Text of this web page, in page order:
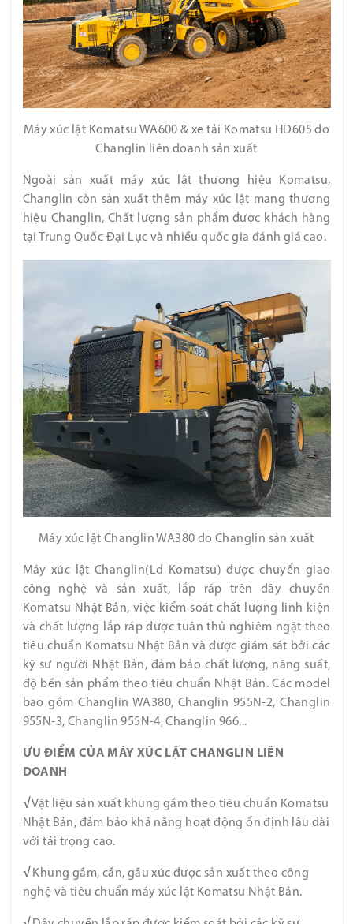
Máy xúc lật Komatsu WA600 & xe tải Komatsu HD605 do
Changlin liên doanh sản xuất
Ngoài sản xuất máy xúc lật thương hiệu Komatsu,
Changlin còn sản xuất thêm máy xúc lật mang thương
hiệu Changlin, Chất lượng sản phẩm được khách hàng
tại Trung Quốc Đại Lục và nhiều quốc gia đánh giá cao.
Máy xúc lật Changlin WA380 do Changlin sản xuất
Máy xúc lật Changlin(Ld Komatsu) được chuyển giao
công nghệ và sản xuất, lắp ráp trên dây chuyền
Komatsu Nhật Bản, việc kiểm soát chất lượng linh kiện
và chất lượng lắp ráp được tuân thủ nghiêm ngặt theo
tiêu chuẩn Komatsu Nhật Bản và được giám sát bởi các
kỹ sư người Nhật Bản, đảm bảo chất lượng, năng suất,
độ bền sản phẩm theo tiêu chuẩn Nhật Bản. Các model
bao gồm Changlin WA380, Changlin 955N-2, Changlin
955N-3, Changlin 955N-4, Changlin 966...
ƯU ĐIỂM CỦA MÁY XÚC LẬT CHANGLIN LIÊN
DOANH
√Vật liệu sản xuất khung gầm theo tiêu chuẩn Komatsu
Nhật Bản, đảm bảo khả năng hoạt động ổn định lâu dài
với tải trọng cao.
√ Khung gầm, cần, gầu xúc được sản xuất theo công
nghệ và tiêu chuẩn máy xúc lật Komatsu Nhật Bản.